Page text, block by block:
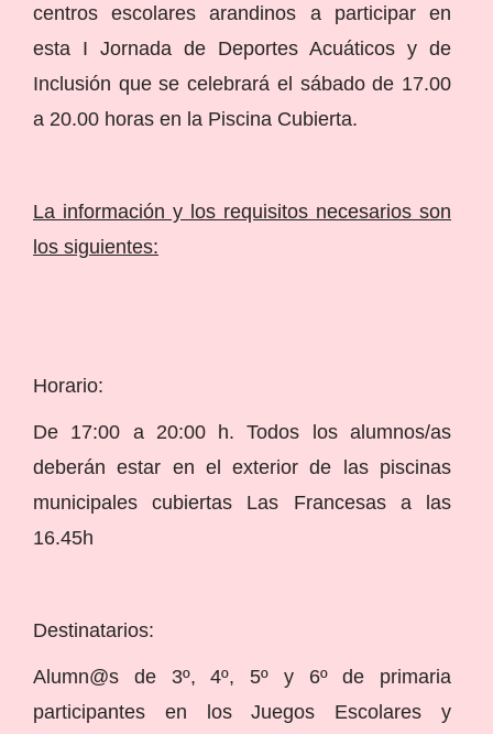
centros escolares arandinos a participar en
esta I Jornada de Deportes Acuáticos y de
Inclusión que se celebrará el sábado de 17.00
a 20.00 horas en la Piscina Cubierta.
La información y los requisitos necesarios son
los siguientes:
Horario:
De 17:00 a 20:00 h. Todos los alumnos/as
deberán estar en el exterior de las piscinas
municipales cubiertas Las Francesas a las
16.45h
Destinatarios:
Alumn@s de 3º, 4º, 5º y 6º de primaria
participantes en los Juegos Escolares y